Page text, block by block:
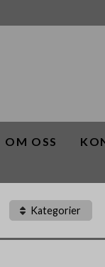
OM OSS
Kategorier